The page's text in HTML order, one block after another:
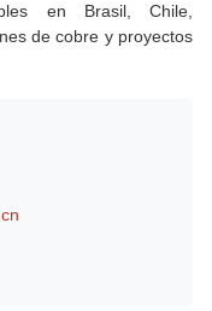
en Brasil, Chile,
de cobre y proyectos